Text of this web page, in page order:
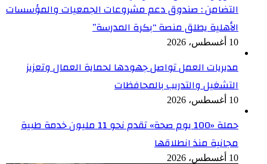
التضامن : صندوق دعم مشروعات الجمعيات والمؤسسات
الأهلية يطلق منصة “بكرة المدرسة”
10 أغسطس، 2026
مديريات العمل تواصل جهودها لحماية العمال وتعزيز
التشغيل والتدريب بالمحافظات
10 أغسطس، 2026
حملة «100 يوم صحة» تقدم نحو 11 مليون خدمة طبية
مجانية منذ انطلاقها
10 أغسطس، 2026